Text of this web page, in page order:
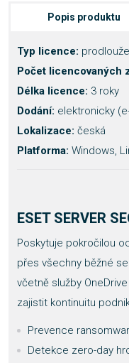
Popis produktu
Typ licence:
Počet licencovaných
Délka licence: 3 roky
Dodání: elektronicky
Lokalizace: česká
Platforma: Windows,
ESET SERVER
Poskytuje pokročilou
přes všechny běžné
včetně služby
zajistit kontinuitu
Prevence
Detekce zero-day